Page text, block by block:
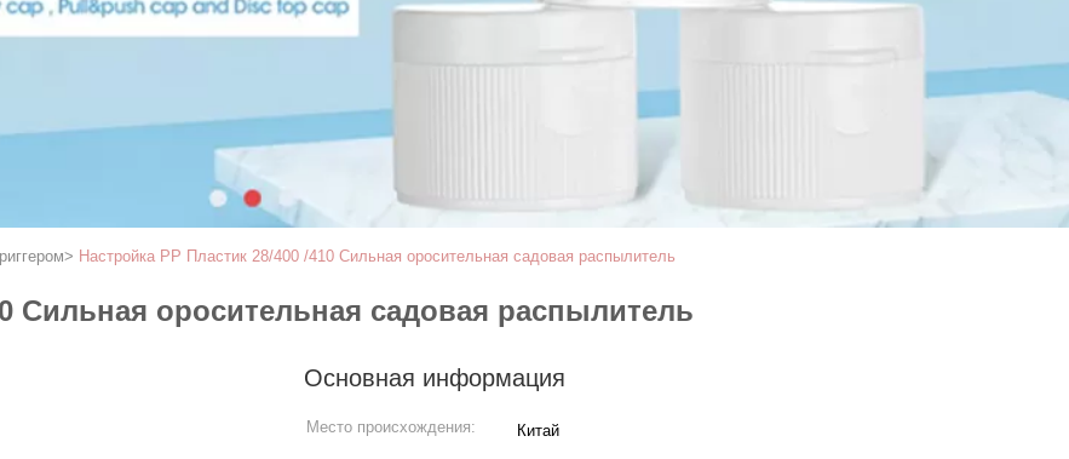
> Настройка PP Пластик 28/400 /410 Сильная оросительная садовая распылитель
Сильная оросительная садовая распылитель
Основная информация
Место происхождения: Китай